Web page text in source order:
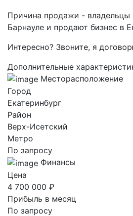
Причина продажи - владельцы
Барнауле и продают бизнес в
Интересно? Звоните, я
Дополнительные
Месторасположение
Город
Екатеринбург
Район
Верх-Исетский
Метро
По запросу
Финансы
Цена
4 700 000 ₽
Прибыль в месяц
По запросу